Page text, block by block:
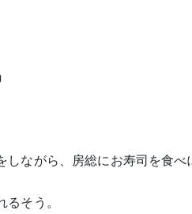
ながら、房総にお寿司を食
そう。